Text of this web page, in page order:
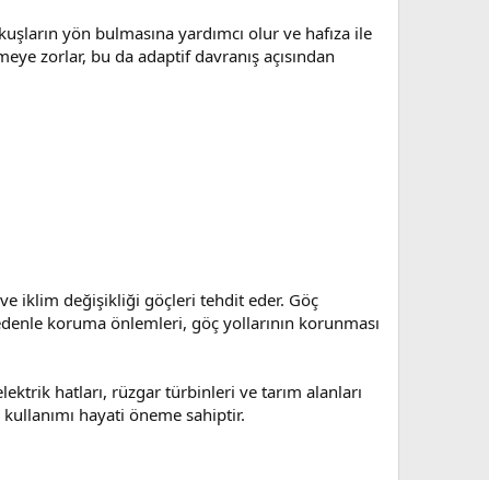
yön bulmasına yardımcı olur ve hafıza ile
zorlar, bu da adaptif davranış açısından
ve iklim değişikliği göçleri tehdit eder. Göç
koruma önlemleri, göç yollarının korunması
hatları, rüzgar türbinleri ve tarım alanları
hayati öneme sahiptir.